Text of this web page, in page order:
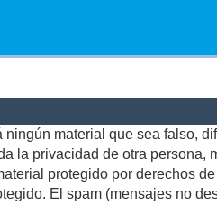
material que sea falso,
la privacidad de otra
protegido por derechos
El spam (mensajes no